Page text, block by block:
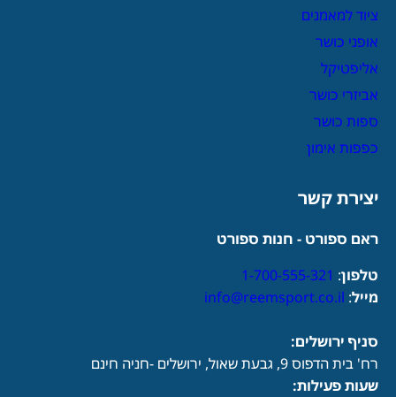
ציוד למאמנים
אופני כושר
אליפטיקל
אביזרי כושר
ספות כושר
כפפות אימון
יצירת קשר
ראם ספורט - חנות ספורט
טלפון:
1-700-555-321
מייל:
info@reemsport.co.il
סניף ירושלים:
רח' בית הדפוס 9, גבעת שאול, ירושלים -חניה חינם
שעות פעילות: